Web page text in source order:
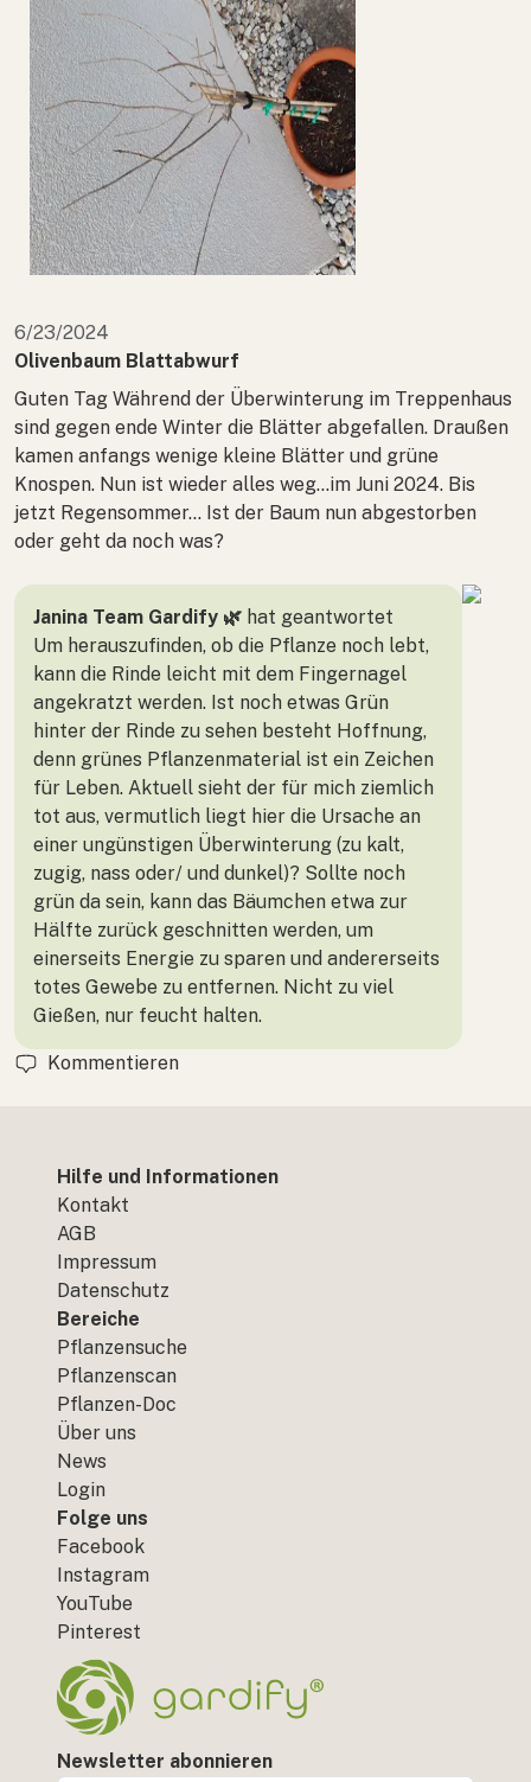
6/23/2024
Olivenbaum Blattabwurf
Guten Tag Während der Überwinterung im Treppenhaus
sind gegen ende Winter die Blätter abgefallen. Draußen
kamen anfangs wenige kleine Blätter und grüne
Knospen. Nun ist wieder alles weg...im Juni 2024. Bis
jetzt Regensommer... Ist der Baum nun abgestorben
oder geht da noch was?
Janina Team Gardify 🌿 hat geantwortet
Um herauszufinden, ob die Pflanze noch lebt,
kann die Rinde leicht mit dem Fingernagel
angekratzt werden. Ist noch etwas Grün
hinter der Rinde zu sehen besteht Hoffnung,
denn grünes Pflanzenmaterial ist ein Zeichen
für Leben. Aktuell sieht der für mich ziemlich
tot aus, vermutlich liegt hier die Ursache an
einer ungünstigen Überwinterung (zu kalt,
zugig, nass oder/ und dunkel)? Sollte noch
grün da sein, kann das Bäumchen etwa zur
Hälfte zurück geschnitten werden, um
einerseits Energie zu sparen und andererseits
totes Gewebe zu entfernen. Nicht zu viel
Gießen, nur feucht halten.
Kommentieren
Hilfe und Informationen
Kontakt
AGB
Impressum
Datenschutz
Bereiche
Pflanzensuche
Pflanzenscan
Pflanzen-Doc
Über uns
News
Login
Folge uns
Facebook
Instagram
YouTube
Pinterest
Newsletter abonnieren